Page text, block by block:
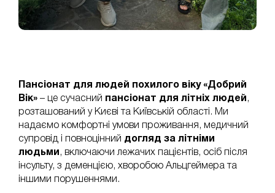
Пансіонат для людей похилого віку «Добрий
Вік» – це сучасний пансіонат для літніх людей ,
розташований у Києві та Київській області. Ми
надаємо комфортні умови проживання, медичний
супровід і повноцінний догляд за літніми
людьми , включаючи лежачих пацієнтів, осіб після
інсульту, з деменцією, хворобою Альцгеймера та
іншими порушеннями.